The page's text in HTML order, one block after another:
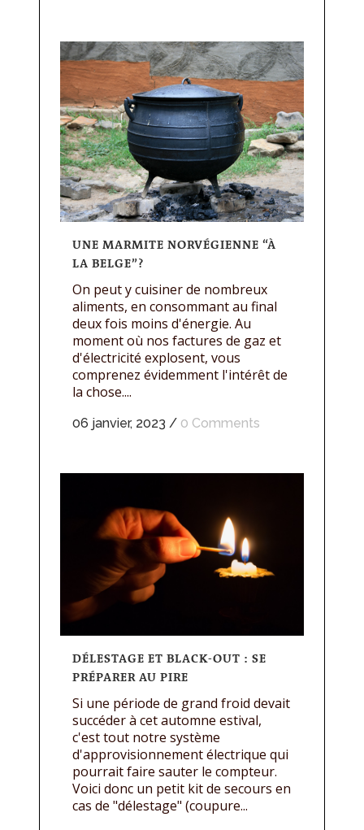
UNE MARMITE NORVÉGIENNE “À
LA BELGE”?
On peut y cuisiner de nombreux
aliments, en consommant au final
deux fois moins d'énergie. Au
moment où nos factures de gaz et
d'électricité explosent, vous
comprenez évidemment l'intérêt de
la chose....
06 janvier, 2023 / 0 Comments
DÉLESTAGE ET BLACK-OUT : SE
PRÉPARER AU PIRE
Si une période de grand froid devait
succéder à cet automne estival,
c'est tout notre système
d'approvisionnement électrique qui
pourrait faire sauter le compteur.
Voici donc un petit kit de secours en
cas de "délestage" (coupure...